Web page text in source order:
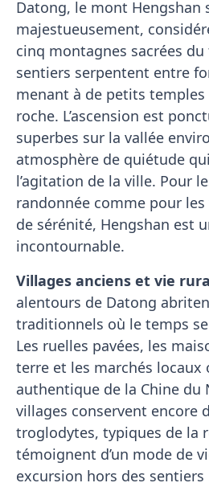
Datong, le mont Hengshan
majestueusement,
cinq montagnes sacrées du
sentiers serpentent entre
menant à de petits temples
roche. L’ascension est
superbes sur la vallée
atmosphère de quiétude
l’agitation de la ville. Pour
randonnée comme pour
de sérénité, Hengshan est
incontournable.
Villages anciens et vie
alentours de Datong
traditionnels où le temps
Les ruelles pavées, les
terre et les marchés locaux
authentique de la Chine du
villages conservent encore
troglodytes, typiques de la
témoignent d’un mode de
excursion hors des